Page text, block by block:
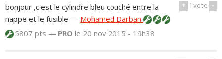
+ 1vote -
bonjour ,c'est le cylindre bleu couché entre la
nappe et le fusible — Mohamed Darban
5807 pts — PRO le 20 nov 2015 - 19h38